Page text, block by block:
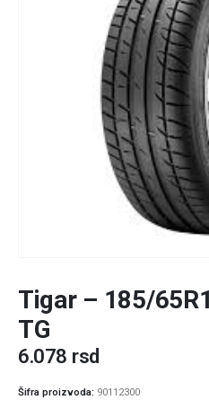
Tigar – 185/
TG
6.078 rsd
Šifra proizvoda: 90112300